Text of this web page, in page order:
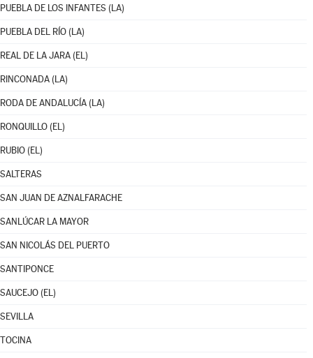
PUEBLA DE LOS INFANTES (LA)
PUEBLA DEL RÍO (LA)
REAL DE LA JARA (EL)
RINCONADA (LA)
RODA DE ANDALUCÍA (LA)
RONQUILLO (EL)
RUBIO (EL)
SALTERAS
SAN JUAN DE AZNALFARACHE
SANLÚCAR LA MAYOR
SAN NICOLÁS DEL PUERTO
SANTIPONCE
SAUCEJO (EL)
SEVILLA
TOCINA